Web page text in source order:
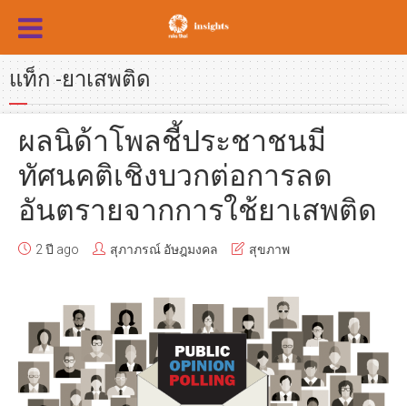
แท็ก -ยาเสพติด
ผลนิด้าโพลชี้ประชาชนมี
ทัศนคติเชิงบวกต่อการลด
อันตรายจากการใช้ยาเสพติด
2 ปี ago สุภาภรณ์ อัษฎมงคล สุขภาพ